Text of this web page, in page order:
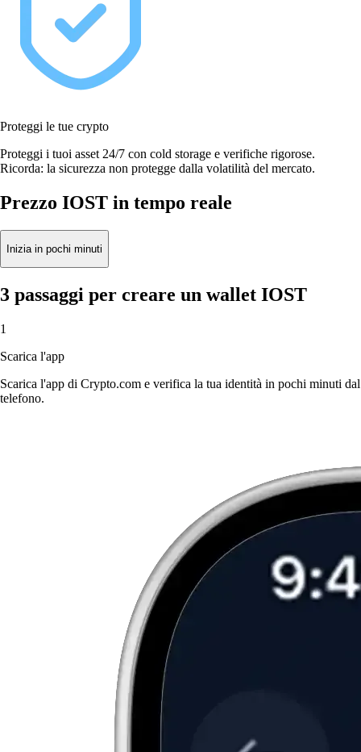
Proteggi le tue crypto
Proteggi i tuoi asset 24/7 con cold storage e verifiche rigorose.
Ricorda: la sicurezza non protegge dalla volatilità del mercato.
Prezzo IOST in tempo reale
Inizia in pochi minuti
3 passaggi per creare un wallet IOST
1
Scarica l'app
Scarica l'app di Crypto.com e verifica la tua identità in pochi minuti dal
telefono.